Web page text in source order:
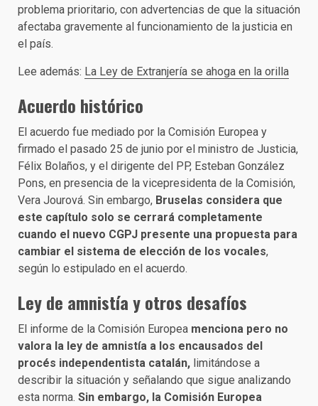
problema prioritario, con advertencias de que la situación
afectaba gravemente al funcionamiento de la justicia en
el país.
Lee además: La Ley de Extranjería se ahoga en la orilla
Acuerdo histórico
El acuerdo fue mediado por la Comisión Europea y
firmado el pasado 25 de junio por el ministro de Justicia,
Félix Bolaños, y el dirigente del PP, Esteban González
Pons, en presencia de la vicepresidenta de la Comisión,
Vera Jourová. Sin embargo, Bruselas considera que
este capítulo solo se cerrará completamente
cuando el nuevo CGPJ presente una propuesta para
cambiar el sistema de elección de los vocales,
según lo estipulado en el acuerdo.
Ley de amnistía y otros desafíos
El informe de la Comisión Europea menciona pero no
valora la ley de amnistía a los encausados del
procés independentista catalán, limitándose a
describir la situación y señalando que sigue analizando
esta norma. Sin embargo, la Comisión Europea